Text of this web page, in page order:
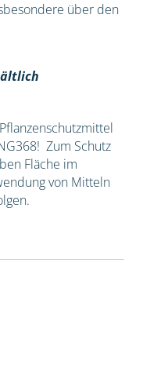
über den
Zum Schutz
Fläche im
von Mitteln